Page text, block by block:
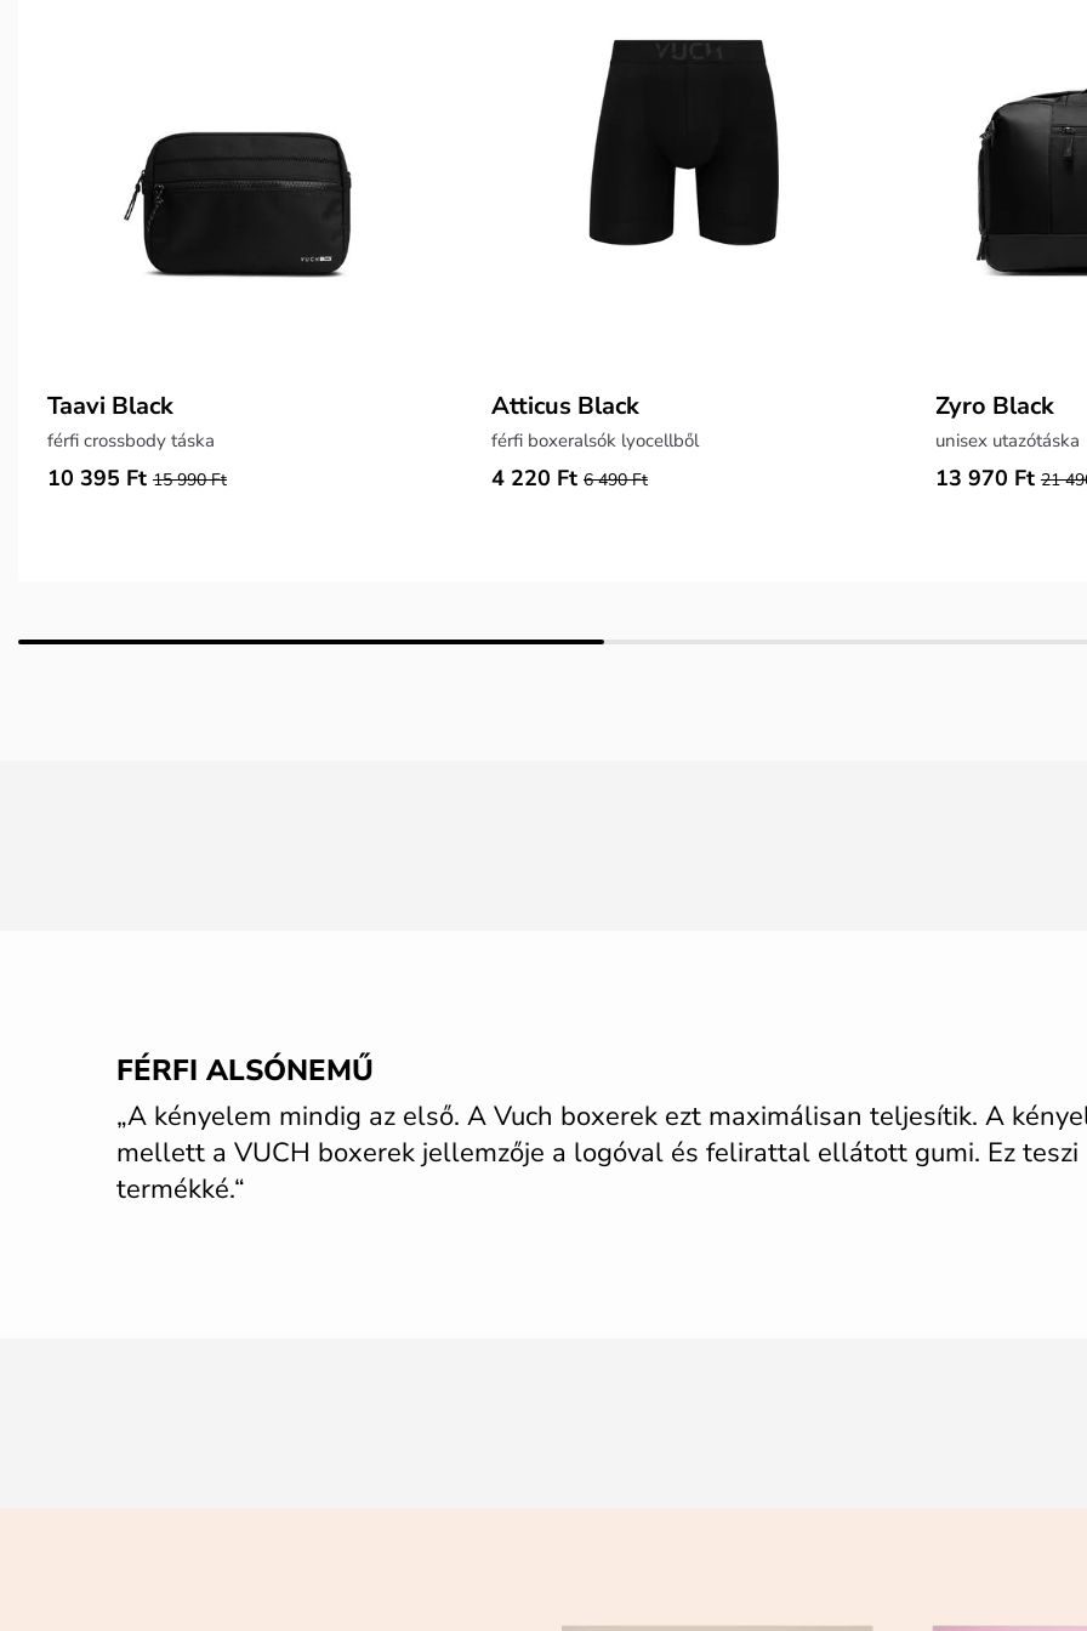
Taavi Black
férfi crossbody táska
10 395 Ft 15 990 Ft
Atticus Black
férfi boxeralsók lyocellből
4 220 Ft 6 490 Ft
Zyro Black
unisex utazótáska
13 970 Ft 21
FÉRFI ALSÓNEMŰ
„A kényelem mindig az első. A Vuch boxerek ezt maximálisan teljesítik. A
mellett a VUCH boxerek jellemzője a logóval és felirattal ellátott gumi. Ez
termékké.“